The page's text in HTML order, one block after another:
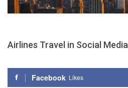
Airlines Travel in Social Media
Facebook Likes